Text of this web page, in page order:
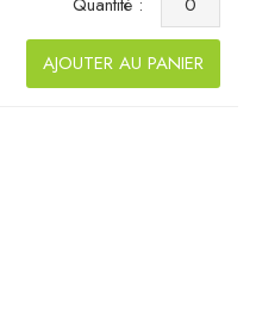
AJOUTER AU PANIER